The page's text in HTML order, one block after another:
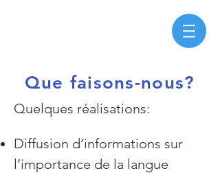
Que faisons-nous?
Quelques réalisations:
Diffusion d’informations sur
l’importance de la langue